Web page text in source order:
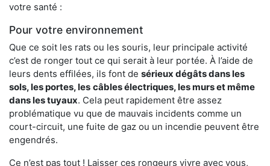
votre santé :
Pour votre environnement
Que ce soit les rats ou les souris, leur principale activité
c’est de ronger tout ce qui serait à leur portée. À l’aide de
leurs dents effilées, ils font de sérieux dégâts dans les
sols, les portes, les câbles électriques, les murs et même
dans les tuyaux. Cela peut rapidement être assez
problématique vu que de mauvais incidents comme un
court-circuit, une fuite de gaz ou un incendie peuvent être
engendrés.
Ce n’est pas tout ! Laisser ces rongeurs vivre avec vous,